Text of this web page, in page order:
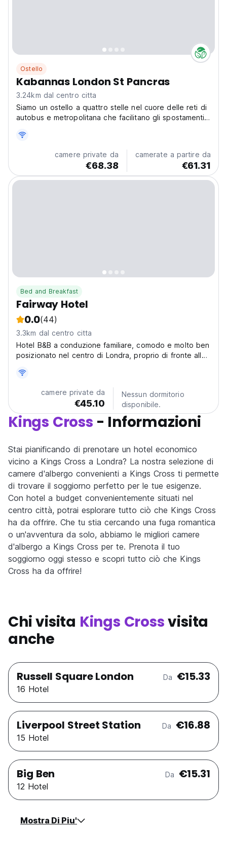
Ostello
Kabannas London St Pancras
3.24km dal centro citta
Siamo un ostello a quattro stelle nel cuore delle reti di
autobus e metropolitana che facilitano gli spostamenti
camere private da
€68.38
camerate a partire da
€61.31
Bed and Breakfast
Fairway Hotel
0.0(44)
3.3km dal centro citta
Hotel B&B a conduzione familiare, comodo e molto ben
posizionato nel centro di Londra, proprio di fronte alla
facciata dell'Hotel Fairway fa parte di una elegante fila
camere private da
€45.10
Nessun dormitorio
disponibile.
Kings Cross - Informazioni
Stai pianificando di prenotare un hotel economico
vicino a Kings Cross a Londra? La nostra selezione di
camere d'albergo convenienti a Kings Cross ti permette
di trovare il soggiorno perfetto per le tue esigenze.
Con hotel a budget convenientemente situati nel
centro città, potrai esplorare tutto ciò che Kings Cross
ha da offrire. Che tu stia cercando una fuga romantica
o un'avventura da solo, abbiamo le migliori camere
d'albergo a Kings Cross per te. Prenota il tuo
soggiorno oggi stesso e scopri tutto ciò che Kings
Cross ha da offrire!
Chi visita Kings Crossvisita
anche
Russell Square London Da €15.33
16 Hotel
Liverpool Street Station Da €16.88
15 Hotel
Big Ben Da €15.31
12 Hotel
Mostra Di Piu'